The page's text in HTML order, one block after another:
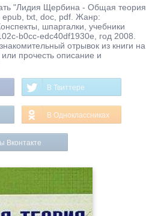
"Лидия Щербина - Общая теория
epub, txt, doc, pdf. Жанр:
шпаргалки, учебники
b0cc-edc40df1930e, год 2008.
отрывок из книги на
прочесть описание и
В Твиттере
В Одноклассниках
Вконтакте